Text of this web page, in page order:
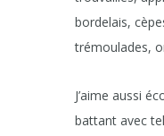
bordelais,
trémoulades,
J’aime aussi
battant avec